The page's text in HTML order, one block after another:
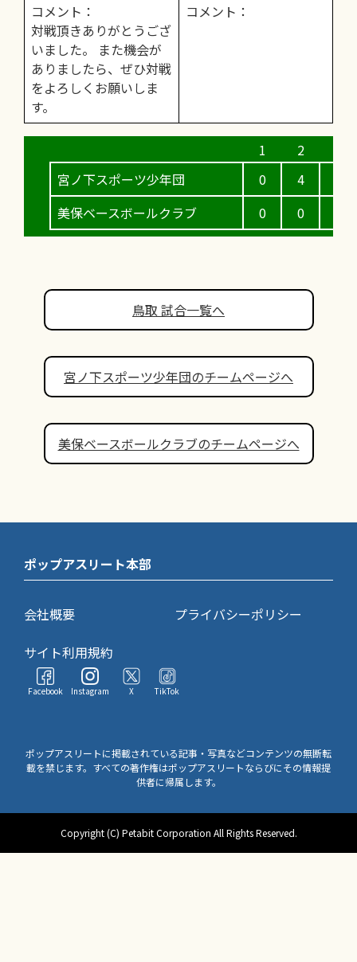
コメント：
対戦頂きありがとうござ
いました。 また機会が
ありましたら、ぜひ対戦
をよろしくお願いしま
す。
コメント：
宮ノ下スポーツ少年団
美保ベースボールクラブ
0
0
4
0
鳥取 試合一覧へ
宮ノ下スポーツ少年団のチームページへ
美保ベースボールクラブのチームページへ
ポップアスリート本部
会社概要
プライバシーポリシー
サイト利用規約
Facebook Instagram X TikTok
ポップアスリートに掲載されている記事・写真などコンテンツの無断転
載を禁じます。すべての著作権はポップアスリートならびにその情報提
供者に帰属します。
Copyright (C) Petabit Corporation All Rights Reserved.